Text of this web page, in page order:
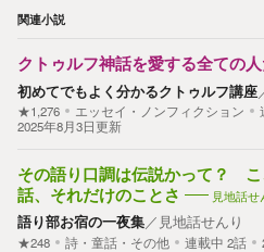
関連小説
クトゥルフ神話を愛する全ての
初めてでもよく分かるクトゥルフ講座
★1,276 エッセイ・ノンフィクション
2025年8月3日更新
その語り口調は伝説かって？
話、それだけのことさ
見地話せ
語り部お宿の一夜集／ 見地話せんり
★248 詩・童話・その他 連載中 2話